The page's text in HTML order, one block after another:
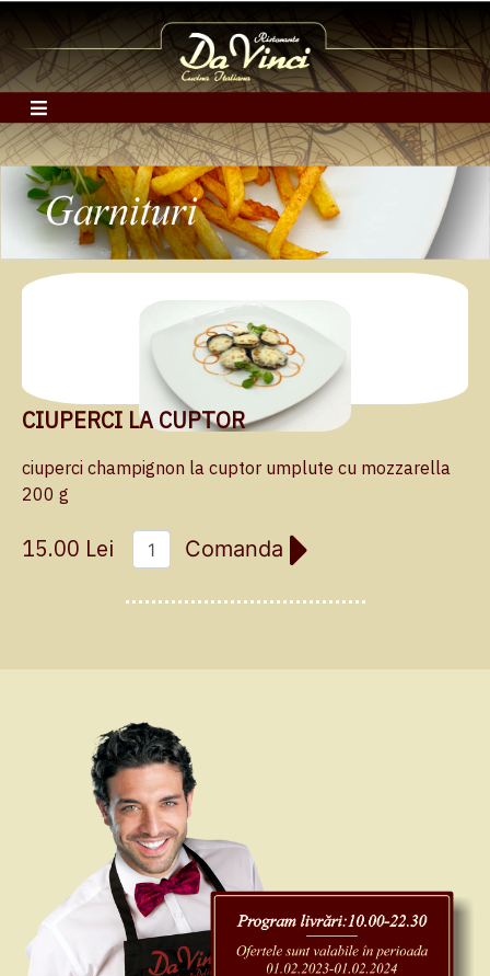
CIUPERCI LA CUPTOR
ciuperci champignon la cuptor umplute cu mozzarella
200 g
15.00 Lei Comanda